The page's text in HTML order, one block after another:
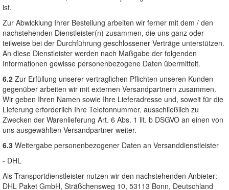
ist.
Zur Abwicklung Ihrer Bestellung arbeiten wir ferner mit dem / den
nachstehenden Dienstleister(n) zusammen, die uns ganz oder
teilweise bei der Durchführung geschlossener Verträge unterstützen.
An diese Dienstleister werden nach Maßgabe der folgenden
Informationen gewisse personenbezogene Daten übermittelt.
6.2 Zur Erfüllung unserer vertraglichen Pflichten unseren Kunden
gegenüber arbeiten wir mit externen Versandpartnern zusammen.
Wir geben Ihren Namen sowie Ihre Lieferadresse und, soweit für die
Lieferung erforderlich Ihre Telefonnummer, ausschließlich zu
Zwecken der Warenlieferung Art. 6 Abs. 1 lit. b DSGVO an einen von
uns ausgewählten Versandpartner weiter.
6.3 Weitergabe personenbezogener Daten an Versanddienstleister
- DHL
Als Transportdienstleister nutzen wir den nachstehenden Anbieter:
DHL Paket GmbH, Sträßchensweg 10, 53113 Bonn, Deutschland